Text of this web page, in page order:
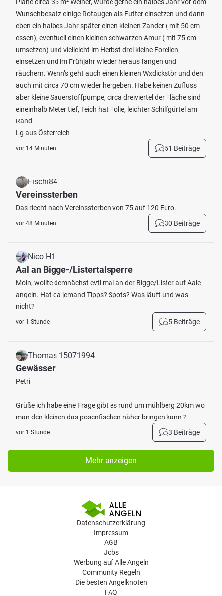
Plane circa 35 m² Weiher, würde gerne ein halbes Jahr vor dem
Wunschbesatz einige Rotaugen als Futter einsetzen und dann
eben ein halbes Jahr später einen kleinen Zander ( mit 50 cm
essen), eventuell einen kleinen schwarzen Amur ( mit 75 cm
umsetzen) und vielleicht im Herbst drei kleine Forellen
einsetzen und im Frühjahr wieder heraus fangen und
räuchern. Wenn’s geht auch einen kleinen Wxdickstör und den
auch mit circa 70 cm wieder hergeben. Habe keinen Zufluss
aber kleine Sauerstoffpumpe, circa dreiviertel der Fläche sind
eineinhalb Meter tief, Teich hat Folie, leichter Schilfgürtel am
Rand
Lg aus Österreich
vor 14 Minuten 51 Beiträge
Fischi84
Vereinssterben
Das riecht nach Vereinssterben von 75 auf 120 Euro.
vor 48 Minuten 30 Beiträge
Nico H1
Aal an Bigge-/Listertalsperre
Moin, wollte demnächst evtl mal an der Bigge/Lister auf Aale
angeln. Hat da jemand Tipps? Spots? Was läuft und was
nicht?
vor 1 Stunde 5 Beiträge
Thomas 15071994
Gewässer
Petri
Grüße ich habe eine Frage gibt es rund um mühlberg 20km wo
man den kleinen das posenfischen näher bringen kann ?
vor 1 Stunde 3 Beiträge
Mehr anzeigen
Datenschutzerklärung
Impressum
AGB
Jobs
Werbung auf Alle Angeln
Community Regeln
Die besten Angelknoten
FAQ